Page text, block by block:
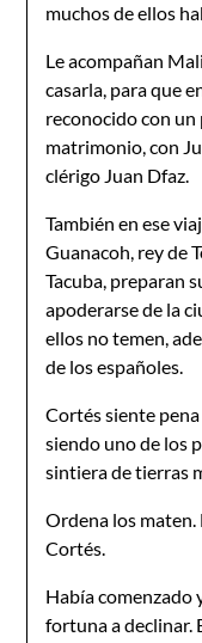
muchos de ellos
Le acompañan
casarla, para que
reconocido con un
matrimonio, con
clérigo Juan Dfaz.
También en ese
Guanacoh, rey de
Tacuba, preparan
apoderarse de la
ellos no temen,
de los españoles.
Cortés siente
siendo uno de los
sintiera de tierras
Ordena los maten.
Cortés.
Había comenzado
fortuna a declinar.